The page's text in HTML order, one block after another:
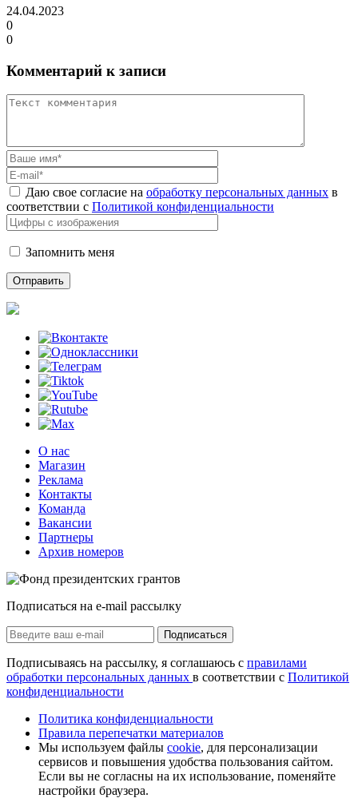
24.04.2023
0
0
Комментарий к записи
Даю свое согласие на обработку персональных данных в
соответствии с Политикой конфиденциальности
Запомнить меня
О нас
Магазин
Реклама
Контакты
Команда
Вакансии
Партнеры
Архив номеров
Подписаться на e-mail рассылку
Подписаться
Подписываясь на рассылку, я соглашаюсь с правилами
обработки персональных данных в соответствии с Политикой
конфиденциальности
Политика конфиденциальности
Правила перепечатки материалов
Мы используем файлы cookie, для персонализации
сервисов и повышения удобства пользования сайтом.
Если вы не согласны на их использование, поменяйте
настройки браузера.